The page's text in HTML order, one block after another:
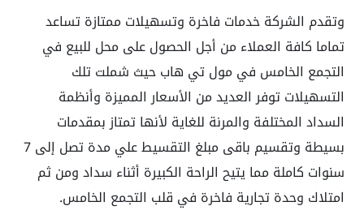
وتقدم الشركة خدمات فاخرة وتسهيلات ممتازة تساعد
تماما كافة العملاء من أجل الحصول على محل للبيع في
التجمع الخامس في مول تي هاب حيث شملت تلك
التسهيلات توفر العديد من الأسعار المميزة وأنظمة
السداد المختلفة والمرنة للغاية لأنها تمتاز بمقدمات
بسيطة وتقسيم باقى مبلغ التقسيط علي مدة تصل إلى 7
سنوات كاملة مما يتيح الراحة الكبيرة أثناء سداد ومن ثم
امتلاك وحدة تجارية فاخرة في قلب التجمع الخامس.